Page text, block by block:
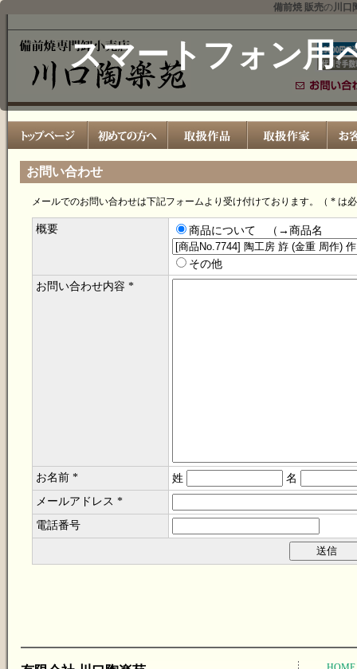
備前焼 販売の川口
スマートフォン用
お問い合わせ
メールでのお問い合わせは下記フォームより受け付けております。（ * は
概要 商品について （→商品名
その他
お問い合わせ内容 *
お名前 * 姓
名
メールアドレス *
電話番号